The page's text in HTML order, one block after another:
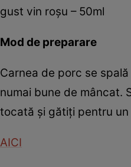
gust vin roşu – 50ml
Mod de preparare
Carnea de porc se
numai bune de mâncat.
tocată şi gătiţi pentru un
AICI